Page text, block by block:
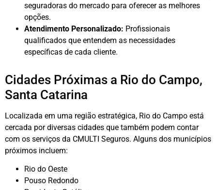
seguradoras do mercado para oferecer as melhores
opções.
Atendimento Personalizado: Profissionais
qualificados que entendem as necessidades
específicas de cada cliente.
Cidades Próximas a Rio do Campo,
Santa Catarina
Localizada em uma região estratégica, Rio do Campo está
cercada por diversas cidades que também podem contar
com os serviços da CMULTI Seguros. Alguns dos municípios
próximos incluem:
Rio do Oeste
Pouso Redondo